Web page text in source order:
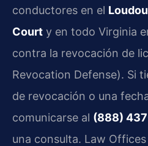
conductores en el
Court y en todo Virginia
contra la revocación de
Revocation Defense). Si
de revocación o una
comunicarse al (888)
una consulta. Law Offices